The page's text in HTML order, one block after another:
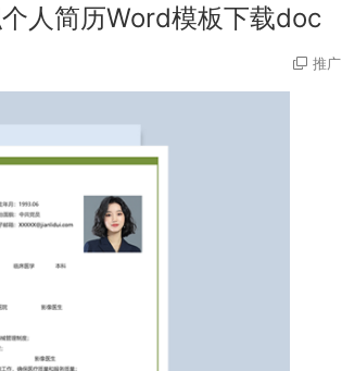
人简历Word模板下载doc
推广